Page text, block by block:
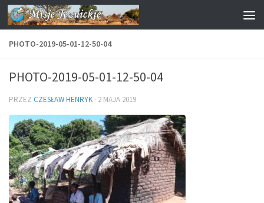
Przejdź do treści
PHOTO-2019-05-01-12-50-04
PHOTO-2019-05-01-12-50-04
PRZEZ CZESŁAW HENRYK · 2 MAJA 2019